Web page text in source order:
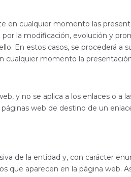
en cualquier momento las
la modificación, evolución y
En estos casos, se procederá a
cualquier momento la
y no se aplica a los enlaces o a
web de destino de un
de la entidad y, con carácter
que aparecen en la página web.